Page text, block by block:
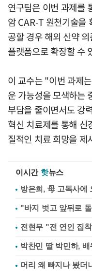
연구팀은 이번 과제를
암 CAR-T 원천기술을
공할 경우 해외 신약
플랫폼으로 확장할 수
이 교수는 "이번 과제
운 가능성을 모색하는
부담을 줄이면서도 강
혁신 치료제를 통해 신
질적인 치료 희망을
이시간 핫뉴스
방은희, 母 고독사에
"바지 벗고 앞뒤로
전현무 "전 연인 집
박찬민 딸 박민하,